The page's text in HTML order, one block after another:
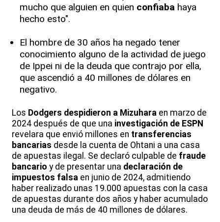
mucho que alguien en quien confiaba haya
hecho esto".
El hombre de 30 años ha negado tener
conocimiento alguno de la actividad de juego
de Ippei ni de la deuda que contrajo por ella,
que ascendió a 40 millones de dólares en
negativo.
Los Dodgers despidieron a Mizuhara en marzo de
2024 después de que una investigación de ESPN
revelara que envió millones en transferencias
bancarias desde la cuenta de Ohtani a una casa
de apuestas ilegal. Se declaró culpable de fraude
bancario y de presentar una declaración de
impuestos falsa en junio de 2024, admitiendo
haber realizado unas 19.000 apuestas con la casa
de apuestas durante dos años y haber acumulado
una deuda de más de 40 millones de dólares.